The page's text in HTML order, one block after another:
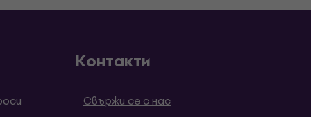
Контакти
Свържи се с нас